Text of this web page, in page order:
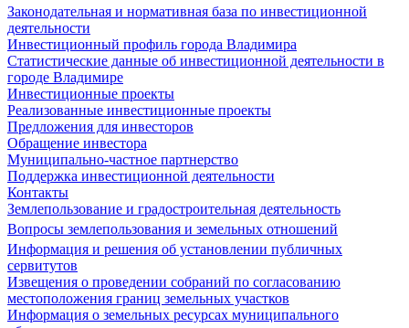
Законодательная и нормативная база по инвестиционной
деятельности
Инвестиционный профиль города Владимира
Статистические данные об инвестиционной деятельности в
городе Владимире
Инвестиционные проекты
Реализованные инвестиционные проекты
Предложения для инвесторов
Обращение инвестора
Муниципально-частное партнерство
Поддержка инвестиционной деятельности
Контакты
Землепользование и градостроительная деятельность
Вопросы землепользования и земельных отношений
Информация и решения об установлении публичных
сервитутов
Извещения о проведении собраний по согласованию
местоположения границ земельных участков
Информация о земельных ресурсах муниципального